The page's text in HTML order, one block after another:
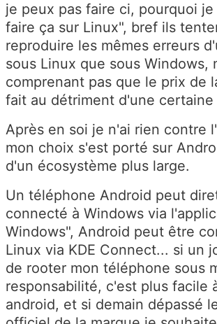
je peux pas faire ci, pourquoi
faire ça sur Linux", bref ils
reproduire les mêmes erreurs
sous Linux que sous Windows,
comprenant pas que le prix de
fait au détriment d'une
Après en soi je n'ai rien contre
mon choix s'est porté sur
d'un écosystème plus large.
Un téléphone Android peut
connecté à Windows via
Windows", Android peut être
Linux via KDE Connect... si un
de rooter mon téléphone sous
responsabilité, c'est plus facile
android, et si demain dépassé